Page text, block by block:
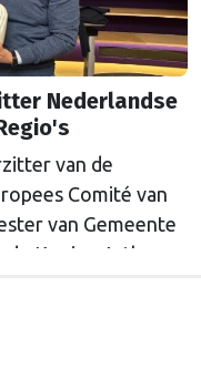
Nederlandse
van de
Comité van
van Gemeente
Koning Arthur
in hun
omdat …